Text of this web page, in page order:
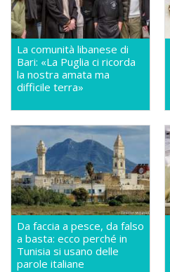
La comunità libanese di
Bari: «La Puglia ci ricorda
la nostra amata ma
difficile terra»
Da faccia a pesce, da falso
a basta: ecco perché in
Tunisia si usano delle
parole italiane